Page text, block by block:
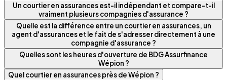
Un courtier en assurances est-il indépendant et compare-t-il
vraiment plusieurs compagnies d'assurance ?
Quelle est la différence entre un courtier en assurances, un
agent d'assurances et le fait de s'adresser directement à une
compagnie d'assurance ?
Quelles sont les heures d'ouverture de BDG Assurfinance
Wépion ?
Quel courtier en assurances près de Wépion ?